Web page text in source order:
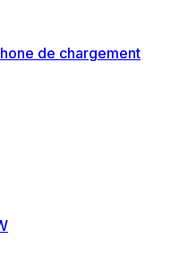
de chargement